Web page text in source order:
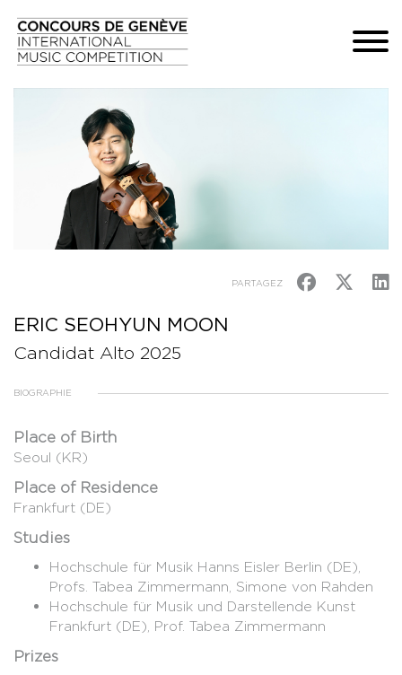
PARTAGEZ
ERIC SEOHYUN MOON
Candidat Alto 2025
BIOGRAPHIE
Place of Birth
Seoul (KR)
Place of Residence
Frankfurt (DE)
Studies
Hochschule für Musik Hanns Eisler Berlin (DE),
Profs. Tabea Zimmermann, Simone von Rahden
Hochschule für Musik und Darstellende Kunst
Frankfurt (DE), Prof. Tabea Zimmermann
Prizes